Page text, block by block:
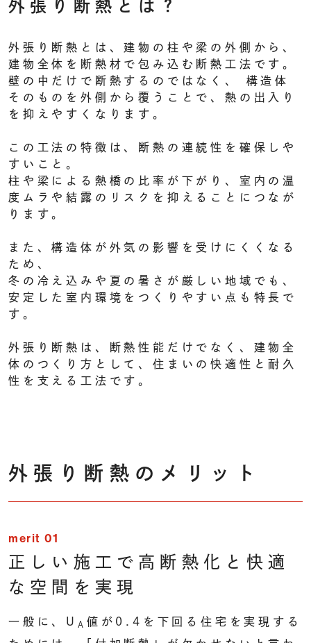
外張り断熱とは？
外張り断熱とは、建物の柱や梁の外側から、
建物全体を断熱材で包み込む断熱工法です。
壁の中だけで断熱するのではなく、 構造体
そのものを外側から覆うことで、熱の出入り
を抑えやすくなります。
この工法の特徴は、断熱の連続性を確保しや
すいこと。
柱や梁による熱橋の比率が下がり、室内の温
度ムラや結露のリスクを抑えることにつなが
ります。
また、構造体が外気の影響を受けにくくなる
ため、
冬の冷え込みや夏の暑さが厳しい地域でも、
安定した室内環境をつくりやすい点も特長で
す。
外張り断熱は、断熱性能だけでなく、建物全
体のつくり方として、住まいの快適性と耐久
性を支える工法です。
外張り断熱のメリット
merit 01
正しい施工で 高断熱化と快適
な空間を実現
一般に、U A 値が0.4を下回る住宅を実現する